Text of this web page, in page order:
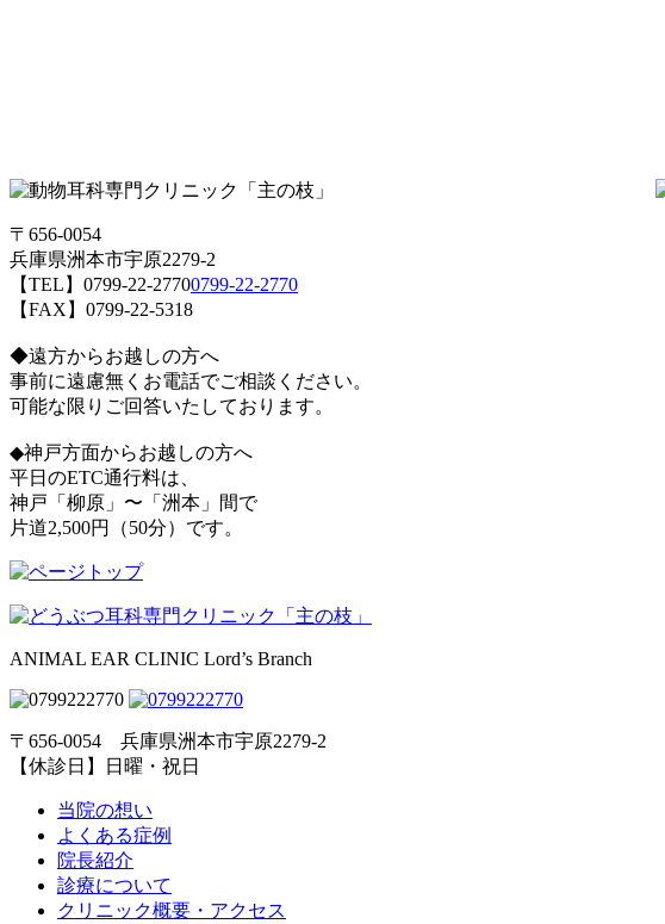
〒656-0054
兵庫県洲本市宇原2279-2
【TEL】 0799-22-27700799-22-2770
【FAX】0799-22-5318
◆遠方からお越しの方へ
事前に遠慮無くお電話でご相談ください。
可能な限りご回答いたしております。
◆神戸方面からお越しの方へ
平日のETC通行料は、
神戸「柳原」〜「洲本」間で
片道2,500円（50分）です。
ANIMAL EAR CLINIC Lord’s Branch
〒656-0054 兵庫県洲本市宇原2279-2
【休診日】日曜・祝日
当院の想い
よくある症例
院長紹介
診療について
クリニック概要・アクセス